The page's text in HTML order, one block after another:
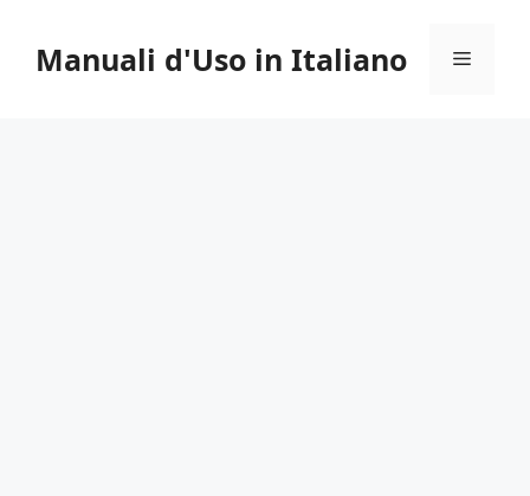
contenuto
Manuali d'Uso in Italiano Menu